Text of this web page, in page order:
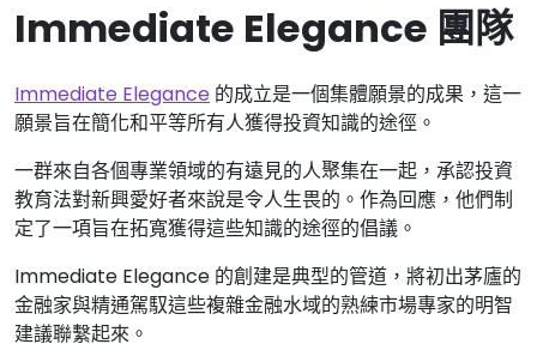
Immediate Elegance 團隊
Immediate Elegance 的成立是一個集體願景的成果，這一
願景旨在簡化和平等所有人獲得投資知識的途徑。
一群來自各個專業領域的有遠見的人聚集在一起，承認投資
教育法對新興愛好者來說是令人生畏的。作為回應，他們制
定了一項旨在拓寬獲得這些知識的途徑的倡議。
Immediate Elegance 的創建是典型的管道，將初出茅廬的
金融家與精通駕馭這些複雜金融水域的熟練市場專家的明智
建議聯繫起來。